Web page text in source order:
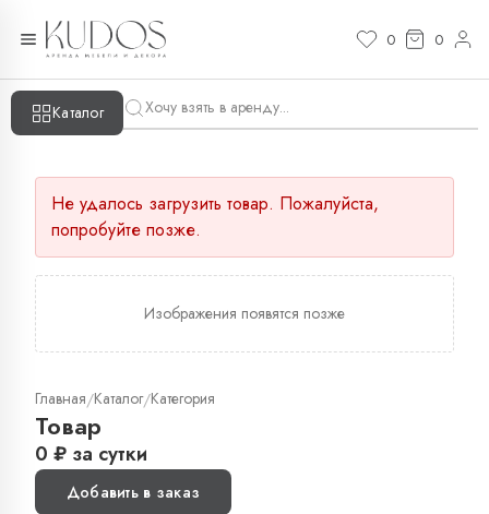
0 0
Каталог
Не удалось загрузить товар. Пожалуйста,
попробуйте позже.
Изображения появятся позже
Главная/Каталог/Категория
Товар
0 ₽ за сутки
Добавить в заказ